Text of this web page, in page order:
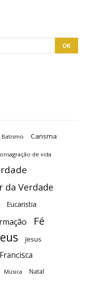
Batismo Carisma
de vida
da Verdade
Eucaristia
Fé
Jesus
Música Natal